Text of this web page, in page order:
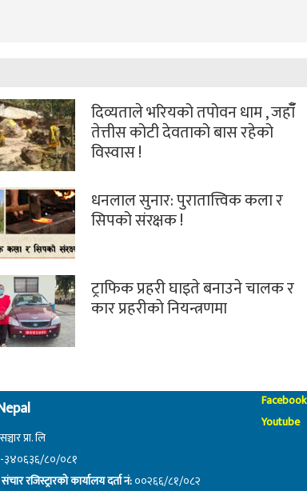
दिव्यताले भरियको तपोवन धाम , जहाँँ
तेत्तीस कोटी देवताको बास रहेको
विस्वास !
धनलाल सुनार: पुरातात्त्विक कला र
सिपको संरक्षक !
ट्राफिक प्रहरी घाइते बनाउने चालक र
कार प्रहरीकाे नियन्त्रणमा
प्रा. लि
३४०६३६/८०/०८१
रजिस्ट्रारको कार्यालय दर्ता नं:००२६६/८१/०८२
Facebook
Youtube